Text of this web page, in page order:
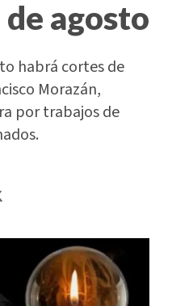
agosto
habrá cortes de
Morazán,
por trabajos de